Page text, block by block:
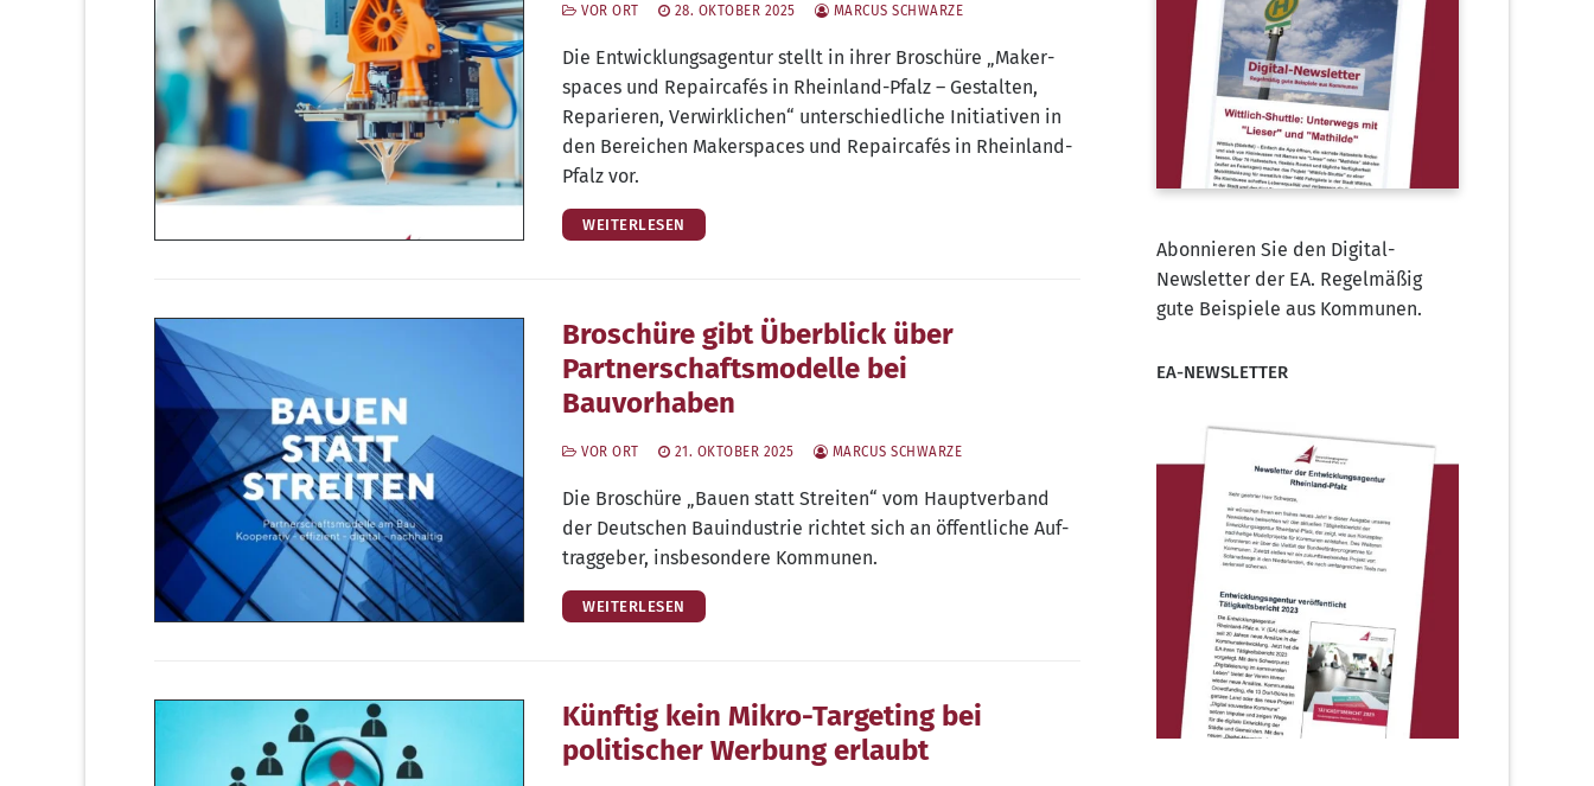
VOR ORT 28. OKTOBER 2025 MARCUS SCHWARZE
Die Ent­wick­lungs­agen­tur stellt in ihrer Bro­schü­re „Maker­
spaces und Repair­ca­fés in Rhein­land-Pfalz – Gestal­ten,
Repa­rie­ren, Ver­wirk­li­chen“ unter­schied­li­che Initia­ti­ven in
den Berei­chen Maker­spaces und Repair­ca­fés in Rhein­land-
Pfalz vor.
WEITERLESEN
Broschüre gibt Überblick über
Partnerschaftsmodelle bei
Bauvorhaben
VOR ORT 21. OKTOBER 2025 MARCUS SCHWARZE
Die Bro­schü­re „Bau­en statt Strei­ten“ vom Haupt­ver­band
der Deut­schen Bau­in­dus­trie rich­tet sich an öffent­li­che Auf­
trag­ge­ber, ins­be­son­de­re Kommunen.
WEITERLESEN
Künftig kein Mikro-Targeting bei
politischer Werbung erlaubt
Abonnieren Sie den Digital-
Newsletter der EA. Regelmäßig
gute Beispiele aus Kommunen.
EA-NEWSLETTER